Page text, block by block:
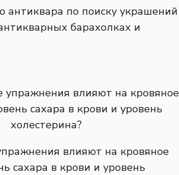
антиквара по поиску украшений
барахолках и
влияют на кровяное
сахара в крови и уровень